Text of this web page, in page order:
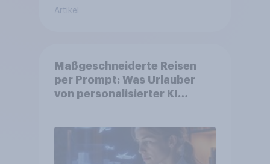
Artikel
Maßgeschneiderte Reisen
per Prompt: Was Urlauber
von personalisierter KI
bereits genutzt werden